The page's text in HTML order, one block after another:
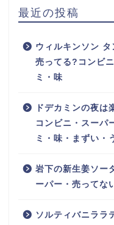
最近の投稿
ウィルキンソン
売ってる?コンビ
ミ・味
ドデカミンの夜
コンビニ・スーパ
ミ・味・まずい・
岩下の新生姜ソー
ーパー・売ってな
ソルティバニララ